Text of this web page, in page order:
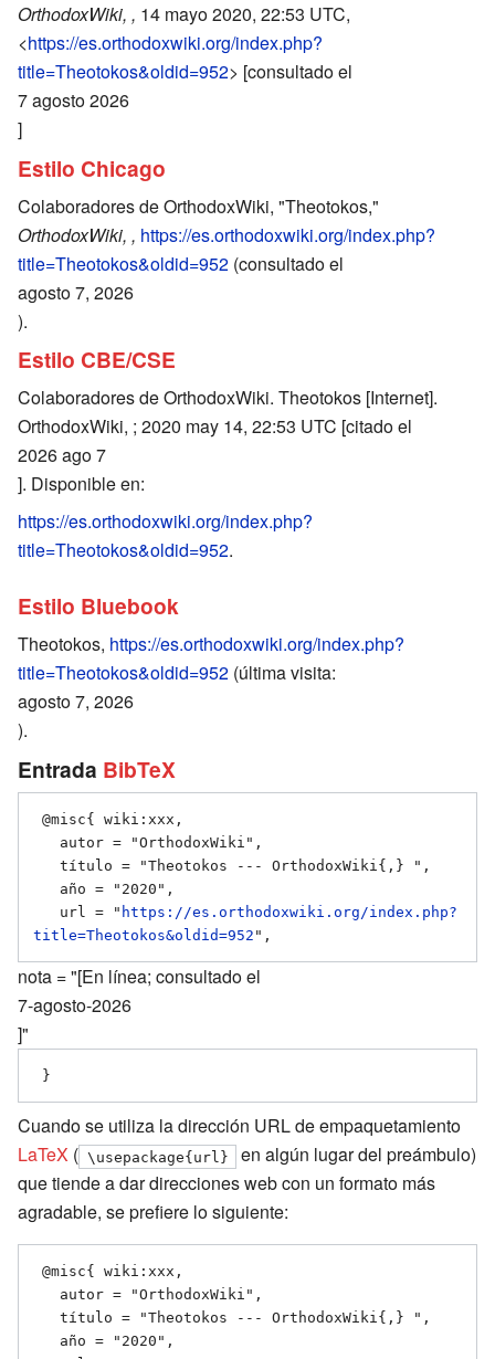
OrthodoxWiki, , 14 mayo 2020, 22:53 UTC,
<https://es.orthodoxwiki.org/index.php?
title=Theotokos&oldid=952> [consultado el
7 agosto 2026
]
Estilo Chicago
Colaboradores de OrthodoxWiki, "Theotokos,"
OrthodoxWiki, , https://es.orthodoxwiki.org/index.php?
title=Theotokos&oldid=952 (consultado el
agosto 7, 2026
).
Estilo CBE/CSE
Colaboradores de OrthodoxWiki. Theotokos [Internet].
OrthodoxWiki, ; 2020 may 14, 22:53 UTC [citado el
2026 ago 7
]. Disponible en:
https://es.orthodoxwiki.org/index.php?
title=Theotokos&oldid=952.
Estilo Bluebook
Theotokos, https://es.orthodoxwiki.org/index.php?
title=Theotokos&oldid=952 (última visita:
agosto 7, 2026
).
Entrada BibTeX
   url = "
https://es.orthodoxwiki.org/index.php?
title=Theotokos&oldid=952
nota = "[En línea; consultado el
7-agosto-2026
]"
Cuando se utiliza la dirección URL de empaquetamiento
LaTeX ( \usepackage{url}
en algún lugar del preámbulo)
que tiende a dar direcciones web con un formato más
agradable, se prefiere lo siguiente: